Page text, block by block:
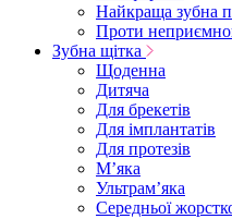
Найкраща зубна
Проти
Зубна щітка
Щоденна
Дитяча
Для брекетів
Для імплантатів
Для протезів
Мʼяка
Ультрамʼяка
Середньої